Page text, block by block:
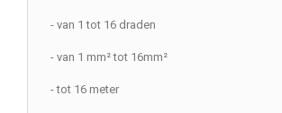
- van 1 tot 16 draden
- van 1 mm² tot 16mm²
- tot 16 meter